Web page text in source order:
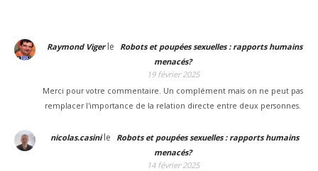
Raymond Vigerle
Robots et poupées sexuelles : rapports humains
menacés?
19 février 2025
Merci pour votre commentaire. Un complément mais on ne peut pas
remplacer l'importance de la relation directe entre deux personnes.
nicolas.casinile
Robots et poupées sexuelles : rapports humains
menacés?
14 février 2025